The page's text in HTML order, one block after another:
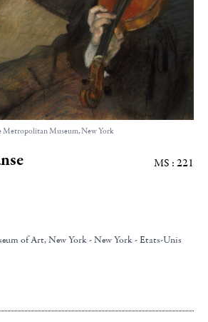
Metropolitan Museum, New York
MS : 221
of Art, New York - New York - Etats-Unis